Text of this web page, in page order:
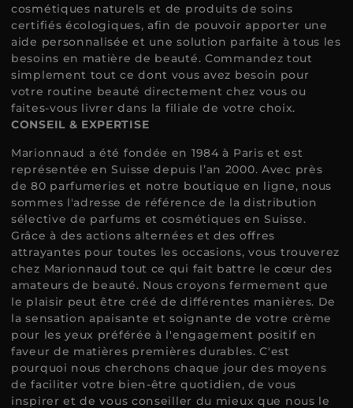
cosmétiques naturels et de produits de soins
certifiés écologiques, afin de pouvoir apporter une
aide personnalisée et une solution parfaite à tous les
besoins en matière de beauté. Commandez tout
simplement tout ce dont vous avez besoin pour
votre routine beauté directement chez vous ou
faites-vous livrer dans la filiale de votre choix.
CONSEIL & EXPERTISE
Marionnaud a été fondée en 1984 à Paris et est
représentée en Suisse depuis l’an 2000. Avec près
de 80 parfumeries et notre boutique en ligne, nous
sommes l'adresse de référence de la distribution
sélective de parfums et cosmétiques en Suisse.
Grâce à des actions alternées et des offres
attrayantes pour toutes les occasions, vous trouverez
chez Marionnaud tout ce qui fait battre le cœur des
amateurs de beauté. Nous croyons fermement que
le plaisir peut être créé de différentes manières. De
la sensation apaisante et soignante de votre crème
pour les yeux préférée à l'engagement positif en
faveur de matières premières durables. C'est
pourquoi nous cherchons chaque jour des moyens
de faciliter votre bien-être quotidien, de vous
inspirer et de vous conseiller du mieux que nous le